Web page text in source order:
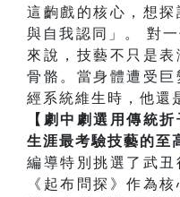
這齣戲的核心，想
與自我認同」。 對
來說，技藝不只是
骨骼。當身體遭受
經系統維生時，他還
【劇中劇選用傳統
生涯最考驗技藝的至
編導特別挑選了武
《起布問探》作為